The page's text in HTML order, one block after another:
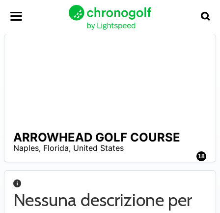
18
ARROWHEAD GOLF COURSE
Naples, Florida, United States
Nessuna descrizione per